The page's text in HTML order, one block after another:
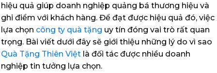
hiệu quả giúp doanh nghiệp quảng bá thương hiệu và
ghi điểm với khách hàng. Để đạt được hiệu quả đó, việc
lựa chọn công ty quà tặng uy tín đóng vai trò rất quan
trọng. Bài viết dưới đây sẽ giới thiệu những lý do vì sao
Quà Tặng Thiên Việt là đối tác được nhiều doanh
nghiệp tin tưởng lựa chọn.